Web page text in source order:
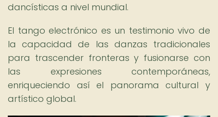
dancísticas a nivel mundial.
El tango electrónico es un testimonio vivo de
la capacidad de las danzas tradicionales
para trascender fronteras y fusionarse con
las expresiones contemporáneas,
enriqueciendo así el panorama cultural y
artístico global.